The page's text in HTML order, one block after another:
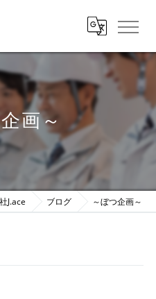
画～
J.ace ブログ ～ぼつ企画～